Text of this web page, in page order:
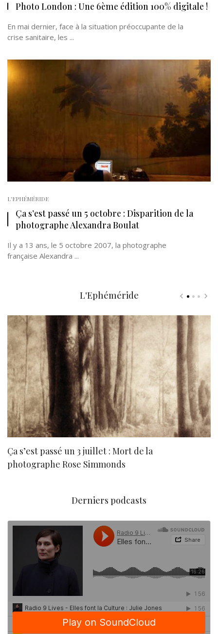
Photo London : Une 6ème édition 100% digitale !
En mai dernier, face à la situation préoccupante de la
crise sanitaire, les ...
L'EPHÉMÉRIDE
Ça s’est passé un 5 octobre : Disparition de la
photographe Alexandra Boulat
Il y a 13 ans, le 5 octobre 2007, la photographe
française Alexandra ...
L'Ephéméride
Ça s’est passé un 3 juillet : Mort de la
photographe Rose Simmonds
Derniers podcasts